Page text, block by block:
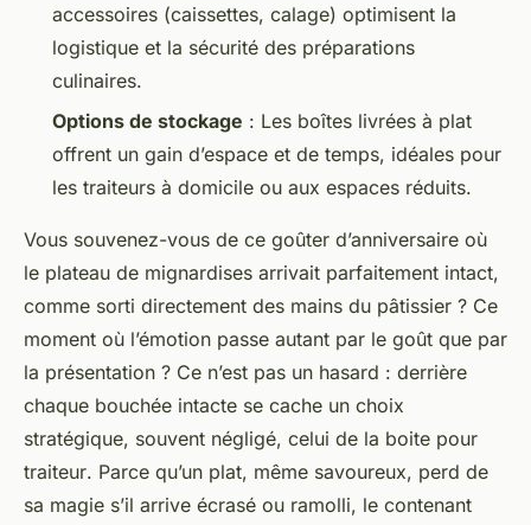
accessoires (caissettes, calage) optimisent la
logistique et la sécurité des préparations
culinaires.
Options de stockage : Les boîtes livrées à plat
offrent un gain d’espace et de temps, idéales pour
les traiteurs à domicile ou aux espaces réduits.
Vous souvenez-vous de ce goûter d’anniversaire où
le plateau de mignardises arrivait parfaitement intact,
comme sorti directement des mains du pâtissier ? Ce
moment où l’émotion passe autant par le goût que par
la présentation ? Ce n’est pas un hasard : derrière
chaque bouchée intacte se cache un choix
stratégique, souvent négligé, celui de la boite pour
traiteur. Parce qu’un plat, même savoureux, perd de
sa magie s’il arrive écrasé ou ramolli, le contenant